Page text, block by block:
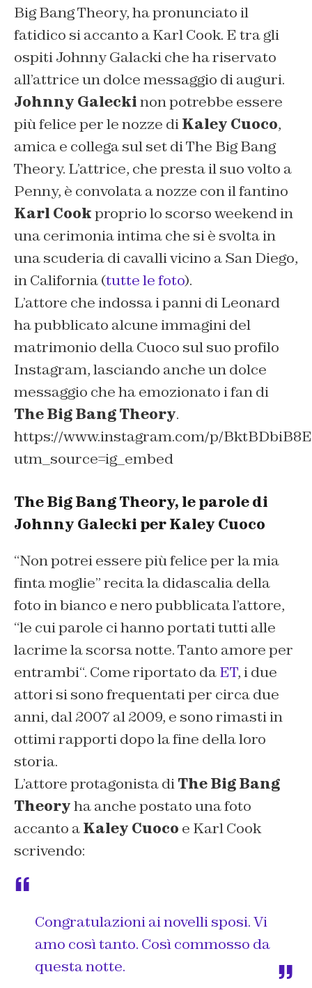
Big Bang Theory, ha pronunciato il
fatidico si accanto a Karl Cook. E tra gli
ospiti Johnny Galacki che ha riservato
all’attrice un dolce messaggio di auguri.
Johnny Galeckinon potrebbe essere
più felice per le nozze diKaley Cuoco,
amica e collega sul set di The Big Bang
Theory. L’attrice, che presta il suo volto a
Penny, è convolata a nozze con il fantino
Karl Cookproprio lo scorso weekend in
una cerimonia intima che si è svolta in
una scuderia di cavalli vicino a San Diego,
in California (tutte le foto).
L’attore che indossa i panni di Leonard
ha pubblicato alcune immagini del
matrimonio della Cuoco sul suo profilo
Instagram, lasciando anche un dolce
messaggio che ha emozionato i fan di
The Big Bang Theory.
https://www.instagram.com/p/
utm_source=ig_embed
The Big Bang Theory, le parole di
Johnny Galecki per Kaley Cuoco
“Non potrei essere più felice per la mia
finta moglie” recita la didascalia della
foto in bianco e nero pubblicata l’attore,
“le cui parole ci hanno portati tutti alle
lacrime la scorsa notte. Tanto amore per
entrambi“. Come riportato daET, i due
attori si sono frequentati per circa due
anni, dal 2007 al 2009, e sono rimasti in
ottimi rapporti dopo la fine della loro
storia.
L’attore protagonista diThe Big Bang
Theoryha anche postato una foto
accanto aKaley Cuoco e Karl Cook
scrivendo:
Congratulazioni ai novelli sposi. Vi
amo così tanto. Così commosso da
questa notte.